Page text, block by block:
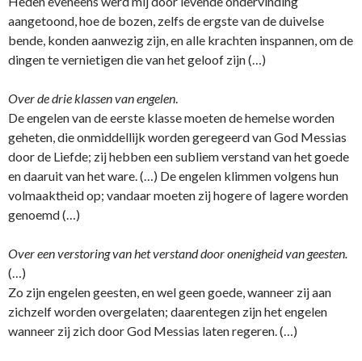
aangetoond, hoe de bozen, zelfs de ergste van de duivelse
bende, konden aanwezig zijn, en alle krachten inspannen, om de
dingen te vernietigen die van het geloof zijn (…)
Over de drie klassen van engelen.
De engelen van de eerste klasse moeten de hemelse worden
geheten, die o­nmiddellijk worden geregeerd van God Messias
door de Liefde; zij hebben een subliem verstand van het goede
en daaruit van het ware. (…) De engelen klimmen volgens hun
volmaaktheid op; vandaar moeten zij hogere of lagere worden
genoemd (…)
Over een verstoring van het verstand door o­nenigheid van geesten.
(…)
Zo zijn engelen geesten, en wel geen goede, wanneer zij aan
zichzelf worden overgelaten; daarentegen zijn het engelen
wanneer zij zich door God Messias laten regeren. (…)